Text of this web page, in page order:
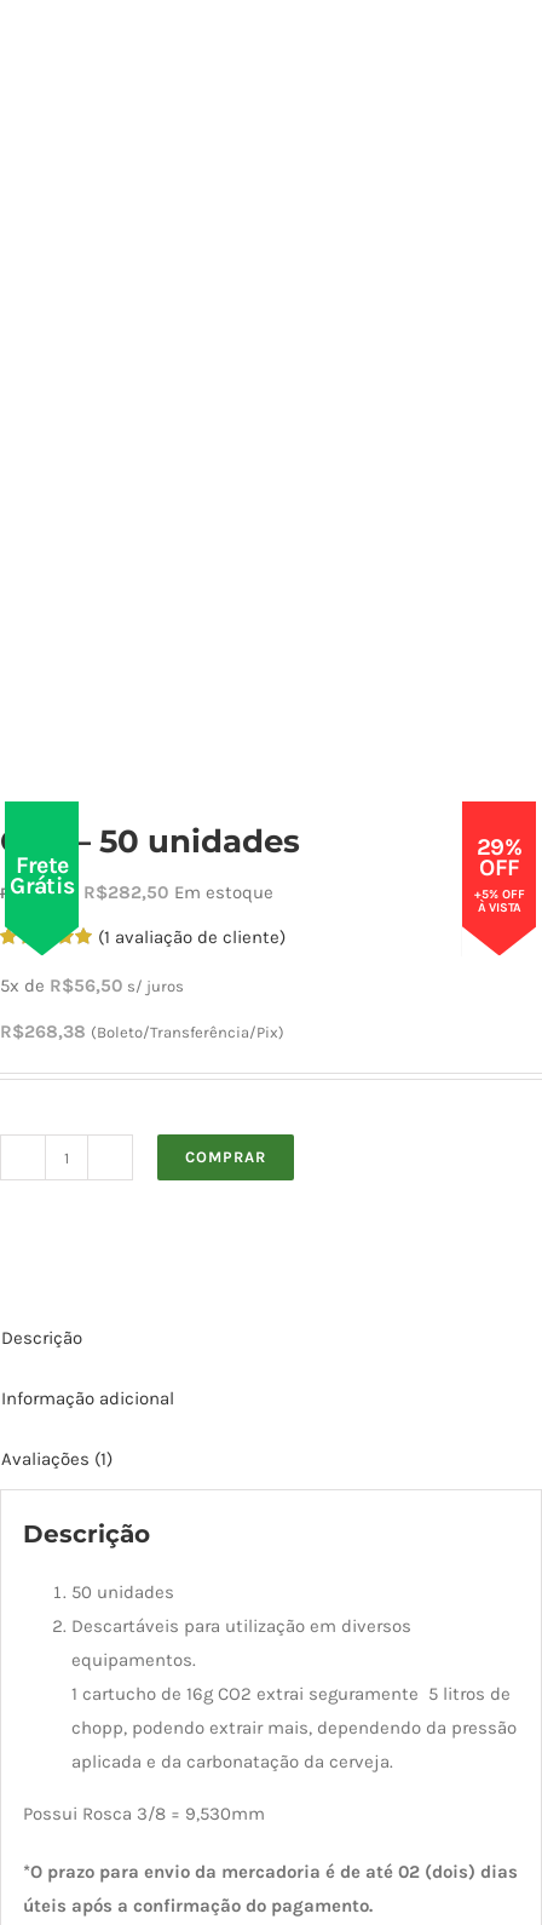
Frete
Grátis
29%
OFF
+5% OFF
À VISTA
CO2 – 50 unidades
R$400,00
O
preço
era:
R$400,00.
R$282,50O
preço
é:
R$282,50.
Em estoque
como5.00
avaliação de
(1 avaliação de cliente)
5x de R$56,50 s/ juros
R$268,38 (Boleto/Transferência/Pix)
COMPRAR
Descrição
Informação adicional
Avaliações (1)
Descrição
50 unidades
Descartáveis para utilização em diversos
equipamentos.
1 cartucho de 16g CO2 extrai seguramente 5 litros de
chopp, podendo extrair mais, dependendo da pressão
aplicada e da carbonatação da cerveja.
Possui Rosca 3/8 = 9,530mm
*O prazo para envio da mercadoria é de até 02 (dois) dias
úteis após a confirmação do pagamento.